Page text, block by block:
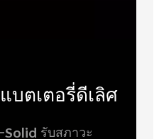
บตเตอรี่ดีเลิศ